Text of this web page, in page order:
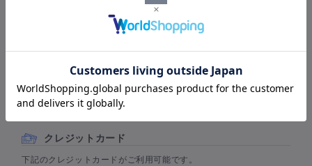
ショッピングガイド
PAYMENT
お支払い方法について
お支払い方法は、クレジットカード・AmazonPay・楽天ペイ・代
金引換からお選びいただけます。
クレジットカード
下記のクレジットカードがご利用可能です。